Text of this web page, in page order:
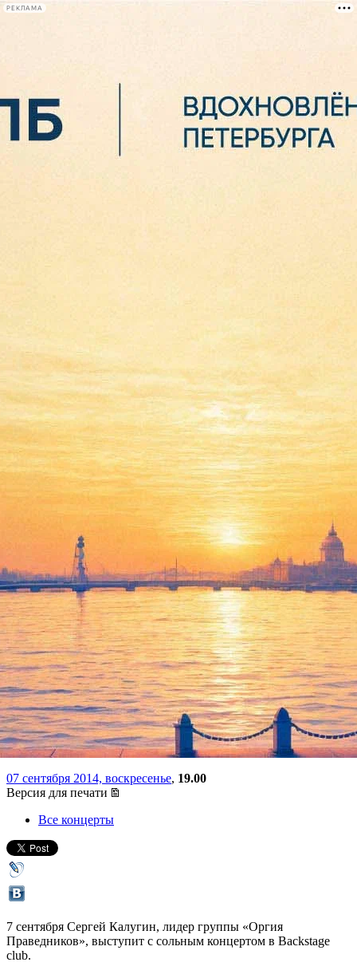
РЕКЛАМА
Сегодня:
Лидер группы «Оргия
Праведников» выступит в
Петербурге с сольным
концертом
07 сентября 2014, воскресенье, 19.00
Версия для печати
Все концерты
7 сентября Сергей Калугин, лидер группы «Оргия
Праведников», выступит с сольным концертом в Backstage
club.